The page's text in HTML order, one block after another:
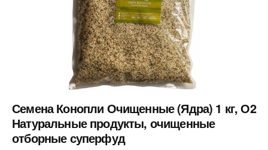
Семена Конопли Очищенные (Ядра) 1 кг, О2
Натуральные продукты, очищенные
отборные суперфуд